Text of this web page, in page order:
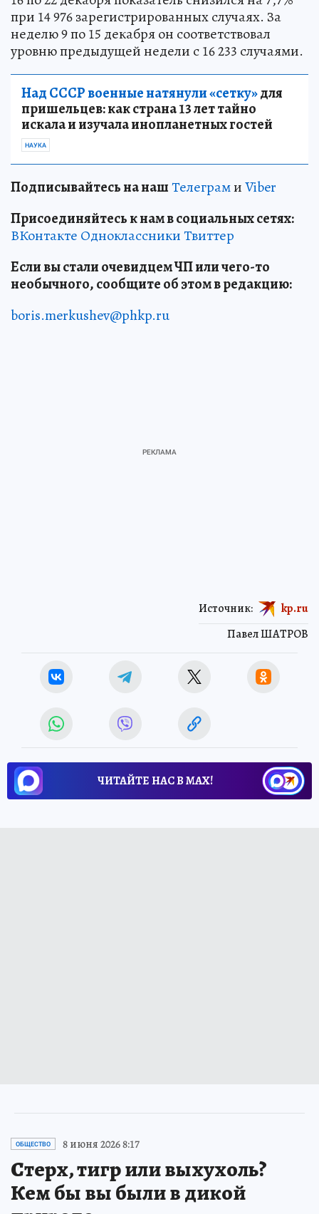
при 14 976 зарегистрированных случаях. За
неделю 9 по 15 декабря он соответствовал
уровню предыдущей недели с 16 233 случаями.
Над СССР военные натянули «сетку»для
пришельцев: как страна 13 лет тайно
искала и изучала инопланетных гостей
НАУКА
Подписывайтесь на нашТелеграмиViber
Присоединяйтесь к нам в социальных сетях:
ВКонтакте ОдноклассникиТвиттер
Если вы стали очевидцем ЧП или чего-то
необычного, сообщите об этом в редакцию:
boris.merkushev@phkp.ru
Павел ШАТРОВ
Источник: kp.ru
ЧИТАЙТЕ НАС В МАХ!
ОБЩЕСТВО 8 июня 2026 8:17
Стерх, тигр или выхухоль?
Кем бы вы были в дикой